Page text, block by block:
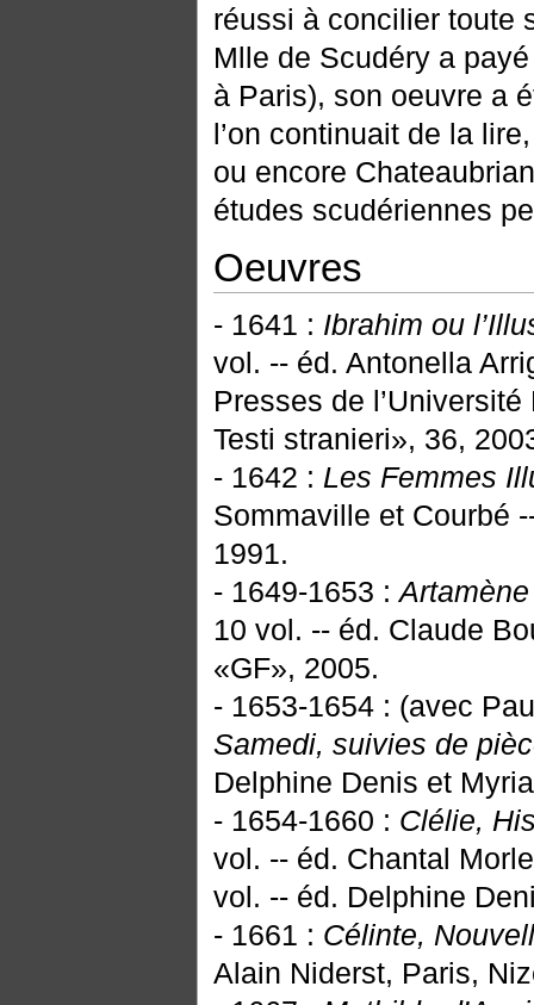
réussi à concilier toute
Mlle de Scudéry a
à Paris), son oeuvre a
l’on continuait de la
ou encore
études scudériennes
Oeuvres
- 1641 : Ibrahim ou
vol. -- éd. Antonella
Presses de
Testi stranieri», 36,
- 1642 : Les Femmes
Sommaville et Courbé
1991.
- 1649-1653 :
10 vol. -- éd. Claude
«GF», 2005.
- 1653-1654 : (avec
Samedi, suivies de
Delphine Denis et
- 1654-1660 : Clélie,
vol. -- éd. Chantal
vol. -- éd. Delphine
- 1661 : Célinte,
Alain Niderst, Paris,